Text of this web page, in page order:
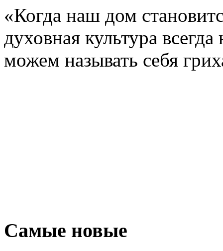
«Когда наш дом
духовная культура
можем называть себя
Самые новые